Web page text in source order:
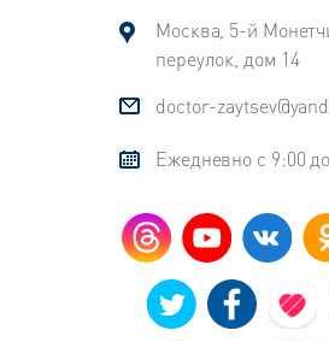
Москва, 5-й
переулок, дом 14
doctor-
Ежедневно с 9:00